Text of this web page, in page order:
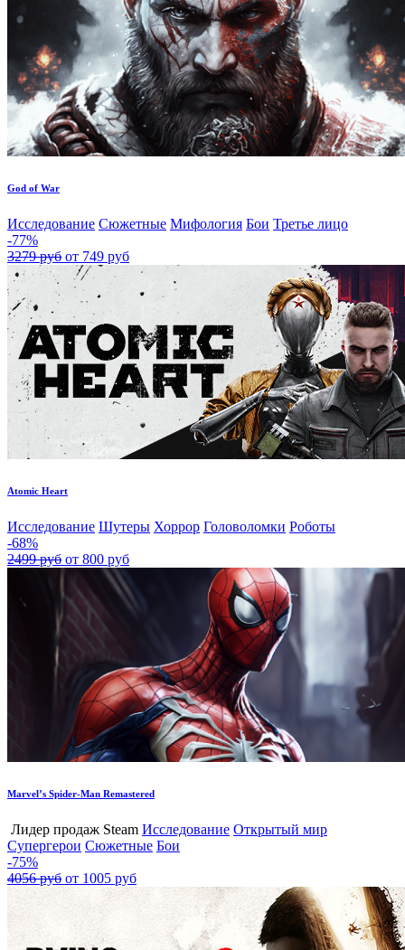
God of War
Исследование Сюжетные Мифология Бои Третье лицо
-77%
3279 руб от 749 руб
Atomic Heart
Исследование Шутеры Хоррор Головоломки Роботы
-68%
2499 руб от 800 руб
Marvel’s Spider-Man Remastered
Лидер продаж Steam Исследование Открытый мир
Супергерои Сюжетные Бои
-75%
4056 руб от 1005 руб